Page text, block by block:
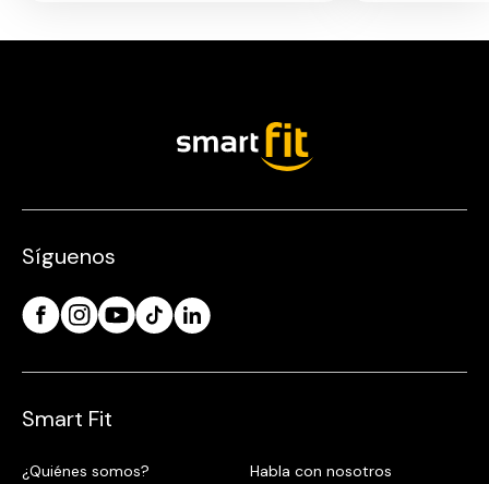
Síguenos
Smart Fit
¿Quiénes somos?
Habla con nosotros